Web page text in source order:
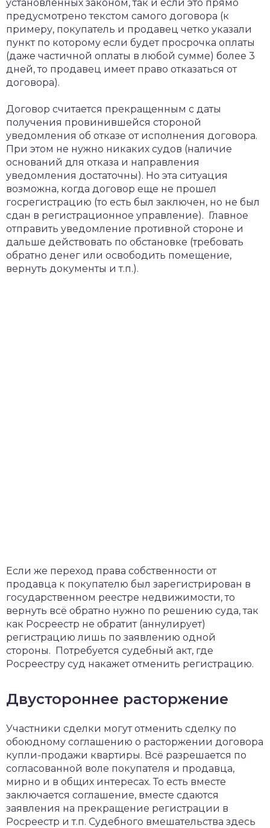
установленных законом, так и если это прямо
предусмотрено текстом самого договора (к
примеру, покупатель и продавец четко указали
пункт по которому если будет просрочка оплаты
(даже частичной оплаты в любой сумме) более 3
дней, то продавец имеет право отказаться от
договора).
Договор считается прекращенным с даты
получения провинившейся стороной
уведомления об отказе от исполнения договора.
При этом не нужно никаких судов (наличие
оснований для отказа и направления
уведомления достаточны). Но эта ситуация
возможна, когда договор еще не прошел
госрегистрацию (то есть был заключен, но не был
сдан в регистрационное управление). Главное
отправить уведомление противной стороне и
дальше действовать по обстановке (требовать
обратно денег или освободить помещение,
вернуть документы и т.п.).
Если же переход права собственности от
продавца к покупателю был зарегистрирован в
государственном реестре недвижимости, то
вернуть всё обратно нужно по решению суда, так
как Росреестр не обратит (аннулирует)
регистрацию лишь по заявлению одной
стороны. Потребуется судебный акт, где
Росреестру суд накажет отменить регистрацию.
Двустороннее расторжение
Участники сделки могут отменить сделку по
обоюдному соглашению о расторжении договора
купли-продажи квартиры. Всё разрешается по
согласованной воле покупателя и продавца,
мирно и в общих интересах. То есть вместе
заключается соглашение, вместе сдаются
заявления на прекращение регистрации в
Росреестр и т.п. Судебного вмешательства здесь